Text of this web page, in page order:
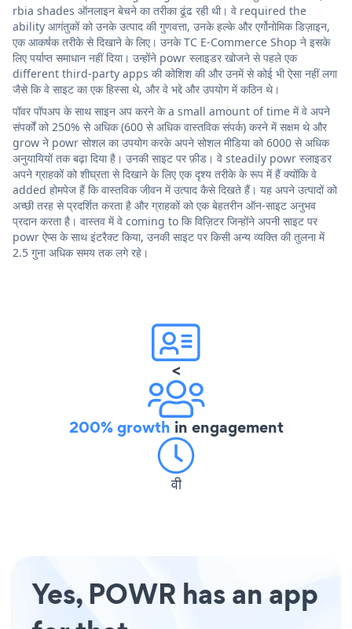
rbia shades ऑनलाइन बेचने का तरीका ढूंढ रही थी। वे required the
ability आगंतुकों को उनके उत्पाद की गुणवत्ता, उनके हल्के और एर्गोनोमिक डिज़ाइन,
एक आकर्षक तरीके से दिखाने के लिए। उनके TC E-Commerce Shop ने इसके
लिए पर्याप्त समाधान नहीं दिया। उन्होंने powr स्लाइडर खोजने से पहले एक
different third-party apps की कोशिश की और उनमें से कोई भी ऐसा नहीं लगा
जैसे कि वे साइट का एक हिस्सा थे, और वे भद्दे और उपयोग में कठिन थे।
पॉवर पॉपअप के साथ साइन अप करने के a small amount of time में वे अपने
संपर्कों को 250% से अधिक (600 से अधिक वास्तविक संपर्क) करने में सक्षम थे और
grow ने powr सोशल का उपयोग करके अपने सोशल मीडिया को 6000 से अधिक
अनुयायियों तक बढ़ा दिया है। उनकी साइट पर फ़ीड। वे steadily powr स्लाइडर
अपने ग्राहकों को शीघ्रता से दिखाने के लिए एक दृश्य तरीके के रूप में हैं क्योंकि वे
added होमपेज हैं कि वास्तविक जीवन में उत्पाद कैसे दिखते हैं। यह अपने उत्पादों को
अच्छी तरह से प्रदर्शित करता है और ग्राहकों को एक बेहतरीन ऑन-साइट अनुभव
प्रदान करता है। वास्तव में वे coming to कि विज़िटर जिन्होंने अपनी साइट पर
powr ऐप्स के साथ इंटरैक्ट किया, उनकी साइट पर किसी अन्य व्यक्ति की तुलना में
2.5 गुना अधिक समय तक लगे रहे।
<
200% growth in engagement
वी
Yes, POWR has an app